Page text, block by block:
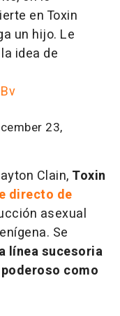
en Toxin
un hijo. Le
idea de
23,
Clain, Toxin
directo de
asexual
Se
línea sucesoria
como